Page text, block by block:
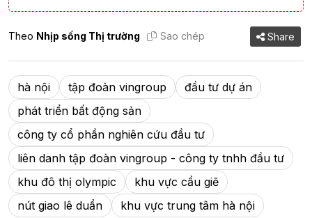
Theo Nhịp sống Thị trường Sao chép Share
hà nội tập đoàn vingroup
đầu tư dự án
phát triển bất động sản
công ty cổ phần nghiên cứu đầu tư
liên danh tập đoàn vingroup - công ty tnhh đầu tư
khu đô thị olympic
khu vực cầu giẽ
nút giao lê duẩn
khu vực trung tâm hà nội